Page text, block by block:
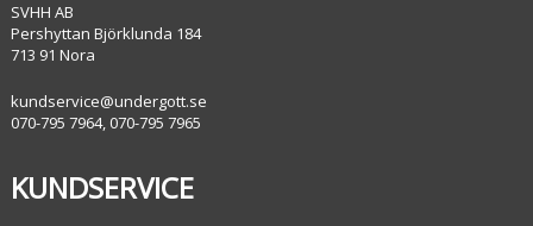
SVHH AB
Pershyttan Björklunda 184
713 91 Nora
kundservice@undergott.se
070-795 7964, 070-795 7965
KUNDSERVICE